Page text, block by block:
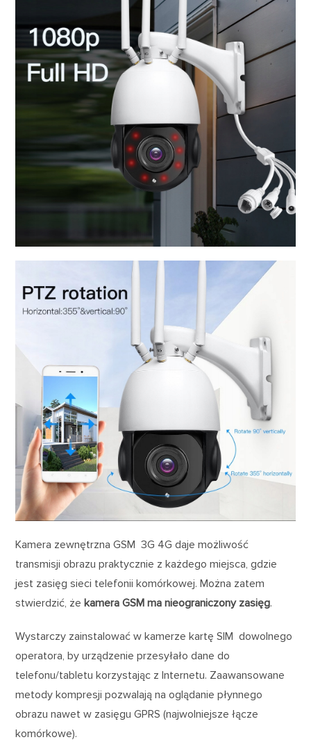
Kamera zewnętrzna GSM 3G 4G daje możliwość
transmisji obrazu praktycznie z każdego miejsca, gdzie
jest zasięg sieci telefonii komórkowej. Można zatem
stwierdzić, żekamera GSM ma nieograniczony zasięg.
Wystarczy zainstalować w kamerze kartę SIM dowolnego
operatora, by urządzenie przesyłało dane do
telefonu/tabletu korzystając z Internetu. Zaawansowane
metody kompresji pozwalają na oglądanie płynnego
obrazu nawet w zasięgu GPRS (najwolniejsze łącze
komórkowe).